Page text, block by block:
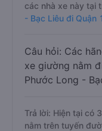
các nhà xe này tại
- Bạc Liêu đi Quận
Câu hỏi: Các
xe giường nằm
Phước Long -
Trả lời: Hiện tại có
nằm trên tuyến